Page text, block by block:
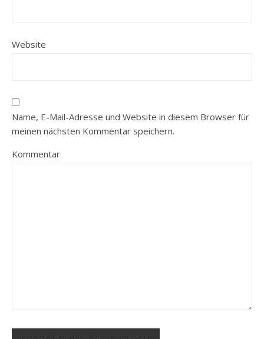
Website
Name, E-Mail-Adresse und Website in diesem Browser für
meinen nächsten Kommentar speichern.
Kommentar